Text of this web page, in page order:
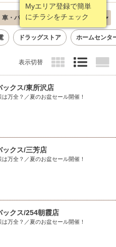
Myエリア登録で簡単
にチラシをチェック
車・バイク 新着順
ドラッグストア ホームセンタ
表示切替
ックス/東所沢店
は万全？／夏のお盆セール開催！
ックス/三芳店
は万全？／夏のお盆セール開催！
ックス/254朝霞店
は万全？／夏のお盆セール開催！